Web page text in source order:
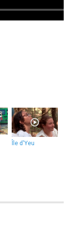
Île d'Yeu